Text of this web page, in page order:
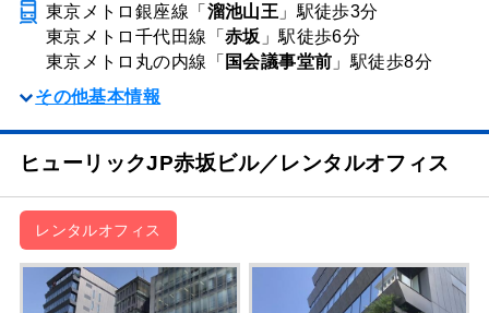
東京メトロ銀座線「 溜池山王 」駅徒歩3分
東京メトロ千代田線「 赤坂 」駅徒歩6分
東京メトロ丸の内線「 国会議事堂前 」駅徒歩8分
その他基本情報
ヒューリックJP赤坂ビル／レンタルオフィス
レンタルオフィス